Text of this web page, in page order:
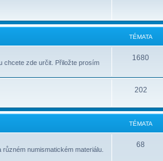
TÉMATA
chcete zde určit. Přiložte prosím
1680
202
TÉMATA
numismatickém materiálu.
68